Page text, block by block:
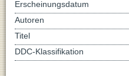
Erscheinungsdatum
Autoren
Titel
DDC-Klassifikation